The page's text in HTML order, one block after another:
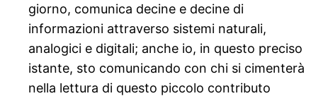
giorno, comunica decine e decine di
informazioni attraverso sistemi naturali,
analogici e digitali; anche io, in questo preciso
istante, sto comunicando con chi si cimenterà
nella lettura di questo piccolo contributo